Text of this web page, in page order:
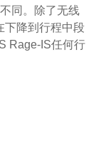
同。除了无线
下降到行程中段
Rage-IS任何行